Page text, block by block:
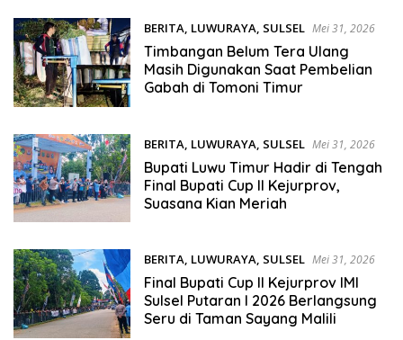
BERITA, LUWURAYA, SULSEL Mei 31, 2026
Timbangan Belum Tera Ulang
Masih Digunakan Saat Pembelian
Gabah di Tomoni Timur
BERITA, LUWURAYA, SULSEL Mei 31, 2026
Bupati Luwu Timur Hadir di Tengah
Final Bupati Cup II Kejurprov,
Suasana Kian Meriah
BERITA, LUWURAYA, SULSEL Mei 31, 2026
Final Bupati Cup II Kejurprov IMI
Sulsel Putaran I 2026 Berlangsung
Seru di Taman Sayang Malili